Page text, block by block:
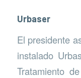
Urbaser
El presidente
instalado
Tratamiento